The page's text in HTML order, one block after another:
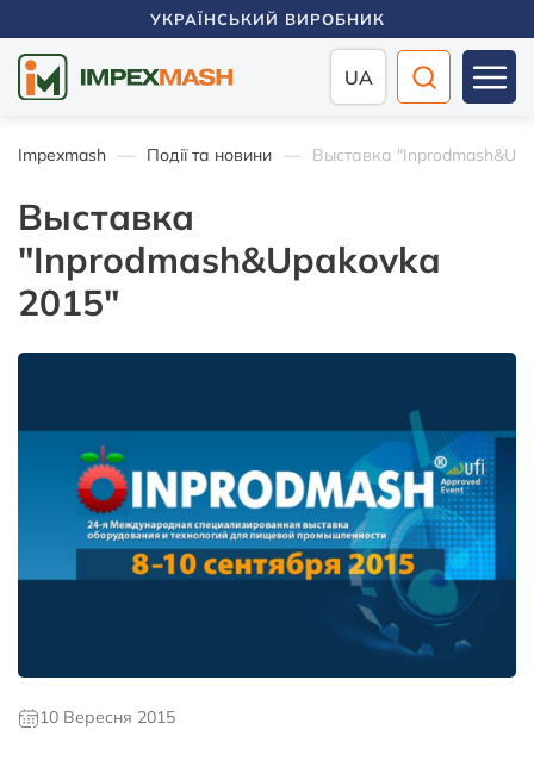
УКРАЇНСЬКИЙ ВИРОБНИК
UA
Impexmash Події та новини Выставка
Выставка
"Inprodmash&Upakovka
2015"
10 Вересня 2015